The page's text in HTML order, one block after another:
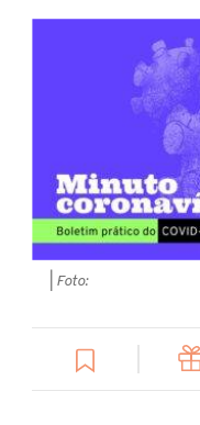
| Foto: